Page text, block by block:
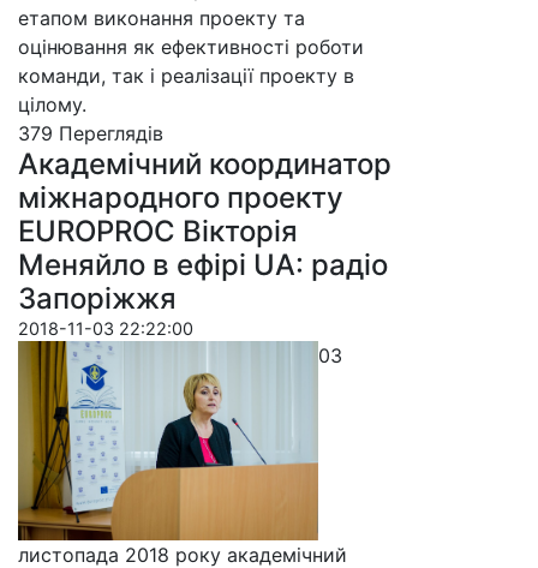
етапом виконання проекту та
оцінювання як ефективності роботи
команди, так і реалізації проекту в
цілому.
379 Пере­гля­дів
Академічний координатор
міжнародного проекту
EUROPROC Вікторія
Меняйло в ефірі UA: радіо
Запоріжжя
2018-11-03 22:22:00
03
листопада 2018 року академічний